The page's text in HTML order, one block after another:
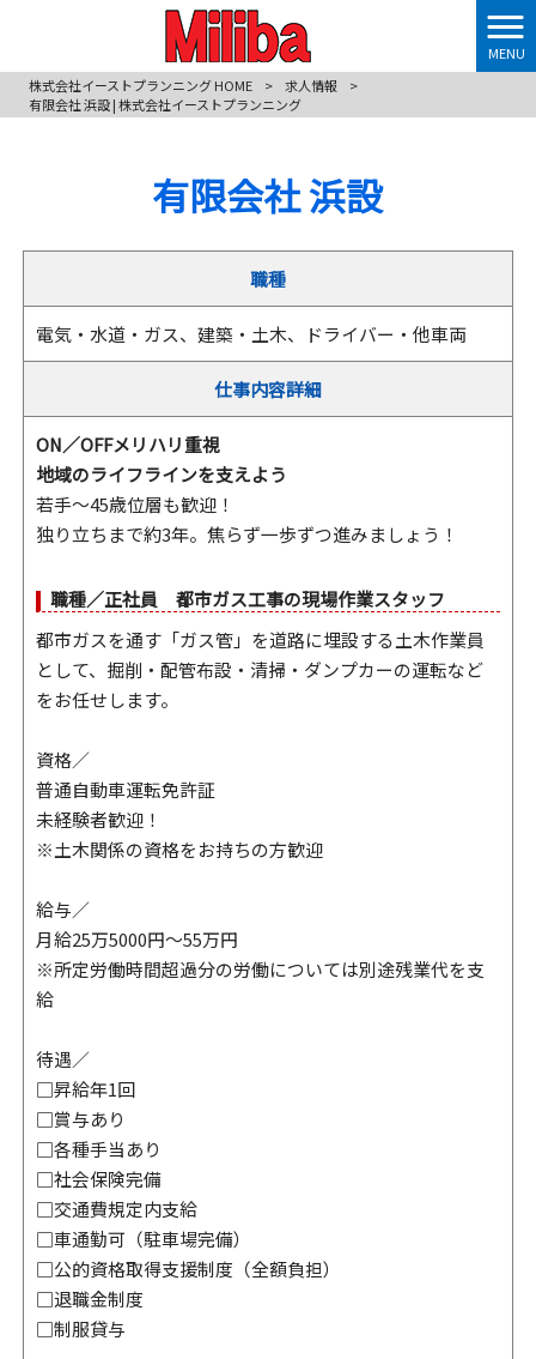
MENU
株式会社イーストプランニング HOME
> 求人情報
>
有限会社 浜設 | 株式会社イーストプランニング
有限会社 浜設
職種
電気・水道・ガス、建築・土木、ドライバー・他車両
仕事内容詳細
ON／OFFメリハリ重視
地域のライフラインを支えよう
若手～45歳位層も歓迎！
独り立ちまで約3年。焦らず一歩ずつ進みましょう！
職種／正社員 都市ガス工事の現場作業スタッフ
都市ガスを通す「ガス管」を道路に埋設する土木作業員
として、掘削・配管布設・清掃・ダンプカーの運転など
をお任せします。
資格／
普通自動車運転免許証
未経験者歓迎！
※土木関係の資格をお持ちの方歓迎
給与／
月給25万5000円～55万円
※所定労働時間超過分の労働については別途残業代を支
給
待遇／
□昇給年1回
□賞与あり
□各種手当あり
□社会保険完備
□交通費規定内支給
□車通勤可（駐車場完備）
□公的資格取得支援制度（全額負担）
□退職金制度
□制服貸与